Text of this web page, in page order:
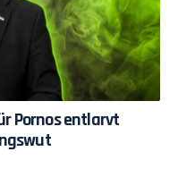
Pornos entlarvt